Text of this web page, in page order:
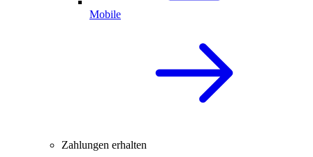
Mobile
Zahlungen erhalten